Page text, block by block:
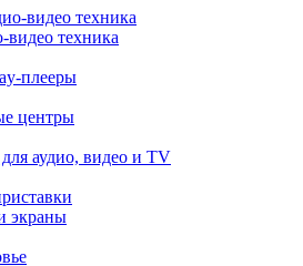
видео техника
плееры
центры
аудио, видео и TV
экраны